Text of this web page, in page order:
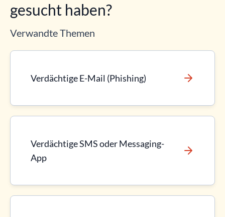
gesucht haben?
Verwandte Themen
Verdächtige E-Mail (Phishing)
Verdächtige SMS oder Messaging-
App